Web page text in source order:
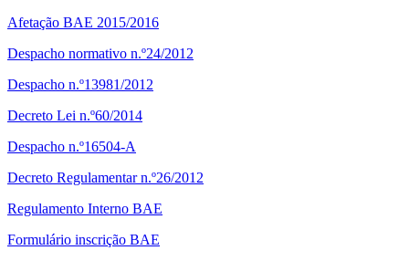
Afetação BAE 2015/2016
Despacho normativo n.º24/2012
Despacho n.º13981/2012
Decreto Lei n.º60/2014
Despacho n.º16504-A
Decreto Regulamentar n.º26/2012
Regulamento Interno BAE
Formulário inscrição BAE